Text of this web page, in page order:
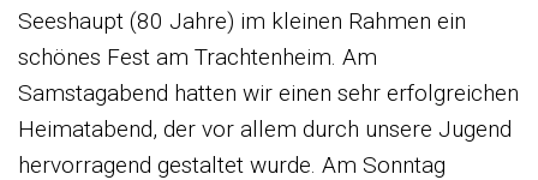
Seeshaupt (80 Jahre) im kleinen Rahmen ein
schönes Fest am Trachtenheim. Am
Samstagabend hatten wir einen sehr erfolgreichen
Heimatabend, der vor allem durch unsere Jugend
hervorragend gestaltet wurde. Am Sonntag